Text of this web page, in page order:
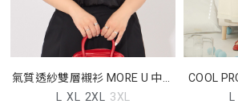
氣質透紗雙層襯衫 MORE U 中大
尺碼上衣
L XL 2XL 3XL
COOL
L